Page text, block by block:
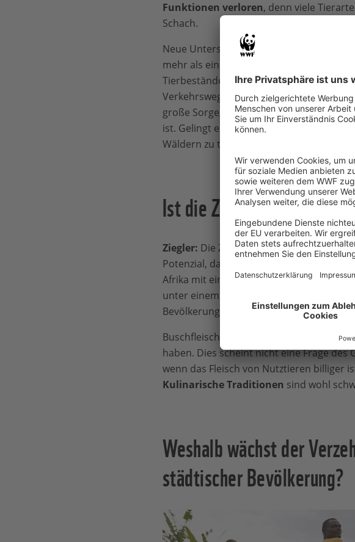
Funktionen verloren, denn viele
Schach.
Neue Untersuchungen weisen darauf
mehr als einem Drittel des Kongo-
Tierbestände sind dort stark bedroht.
Verkehrswegen, innerhalb deren sich
große Sorge, denn wir vermuten, dass
ist. Gelingt es uns nicht bald, den
Wäldern zu tun haben, deren Fauna
Ist die Zucht von
Ziegler: Die Zucht von Nutztierrassen
Potenzial, das Buschfleischproblem zu
Afrika mit einer Reihe von
unter einem Erreger der
Bevölkerung sind Muslime und dürfen
Buschfleisch scheint bei den Menschen
haben. Dies scheint nicht eine Frage des
wenn das Fleisch von Nutztieren billiger
Kulinarische Traditionen sind wohl
Weshalb wächst der
städtischer Bevölkerung?